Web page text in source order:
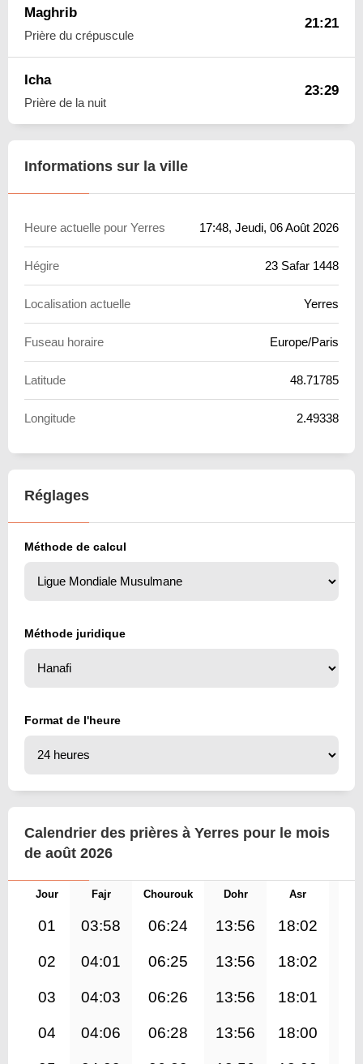
Maghrib
Prière du crépuscule
21:21
Icha
Prière de la nuit
23:29
Informations sur la ville
Heure actuelle pour Yerres 17:48, Jeudi, 06 Août 2026
Hégire 23 Safar 1448
Localisation actuelle Yerres
Fuseau horaire Europe/Paris
Latitude 48.71785
Longitude 2.49338
Réglages
Méthode de calcul
Méthode juridique
Format de l'heure
Calendrier des prières à Yerres pour le mois
de août 2026
Jour Fajr Chourouk Dohr Asr
01 03:58 06:24 13:56 18:02
02 04:01 06:25 13:56 18:02
03 04:03 06:26 13:56 18:01
04 04:06 06:28 13:56 18:00